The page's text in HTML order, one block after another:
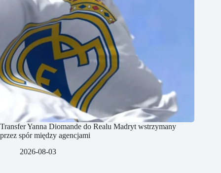
Transfer Yanna Diomande do Realu Madryt wstrzymany
przez spór między agencjami
2026-08-03